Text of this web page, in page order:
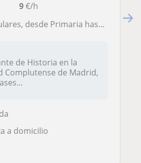
9€/h
Bachillerato, de diversas materias como Lengua Castellana y Literatura, o Historia
de Historia en la
Complutense de Madrid,
a domicilio